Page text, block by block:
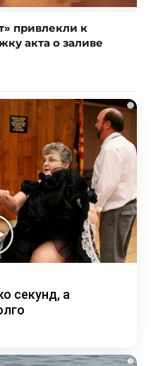
привлекли к
акта о заливе
i
секунд, а
i